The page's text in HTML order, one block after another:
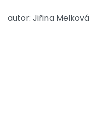
autor: Jiřina Melková